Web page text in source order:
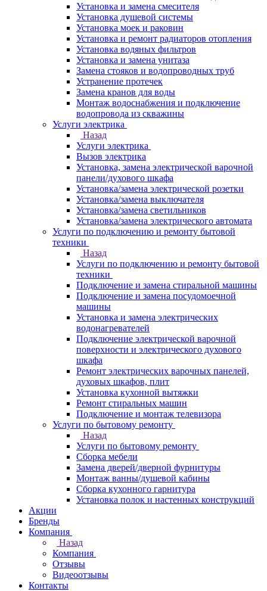
Установка и замена смесителя
Установка душевой системы
Установка моек и раковин
Установка и ремонт радиаторов отопления
Установка водяных фильтров
Установка и замена унитаза
Замена стояков и водопроводных труб
Устранение протечек
Замена кранов для воды
Монтаж водоснабжения и подключение
водопровода из скважины
Услуги электрика
Назад
Услуги электрика
Вызов электрика
Установка, замена электрической варочной
панели/духового шкафа
Установка/замена электрической розетки
Установка/замена выключателя
Установка/замена светильников
Установка/замена электрического автомата
Услуги по подключению и ремонту бытовой
техники
Назад
Услуги по подключению и ремонту бытовой
техники
Подключение и замена стиральной машины
Подключение и замена посудомоечной
машины
Установка и замена электрических
водонагревателей
Подключение электрической варочной
поверхности и электрического духового
шкафа
Ремонт электрических варочных панелей,
духовых шкафов, плит
Установка кухонной вытяжки
Ремонт стиральных машин
Подключение и монтаж телевизора
Услуги по бытовому ремонту
Назад
Услуги по бытовому ремонту
Сборка мебели
Замена дверей/дверной фурнитуры
Монтаж ванны/душевой кабины
Сборка кухонного гарнитура
Установка полок и настенных конструкций
Акции
Бренды
Компания
Назад
Компания
Отзывы
Видеоотзывы
Контакты